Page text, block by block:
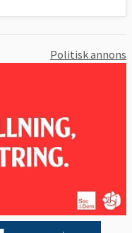
Politisk annons